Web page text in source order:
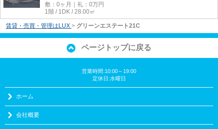
敷：0ヶ月｜礼：0万円
1階 / 1DK / 28.00㎡
賃貸・売買・管理はLUX > グリーンエステート21C
ページトップに戻る
営業時間:10:00～19:00
定休日:水曜日
ホーム
会社概要